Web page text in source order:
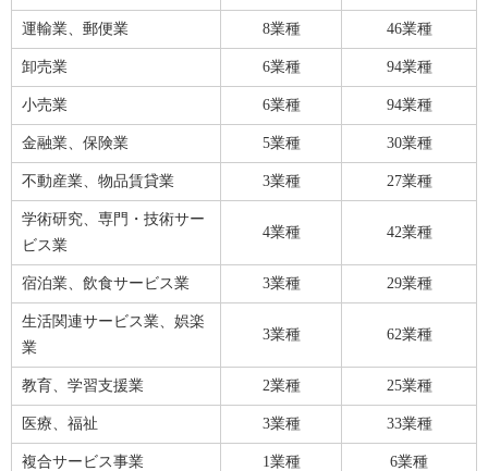
運輸業、郵便業 8業種 46業種
卸売業 6業種 94業種
小売業 6業種 94業種
金融業、保険業 5業種 30業種
不動産業、物品賃貸業 3業種 27業種
学術研究、専門・技術サー
ビス業
4業種 42業種
宿泊業、飲食サービス業 3業種 29業種
生活関連サービス業、娯楽
業
3業種 62業種
教育、学習支援業 2業種 25業種
医療、福祉 3業種 33業種
複合サービス事業 1業種 6業種